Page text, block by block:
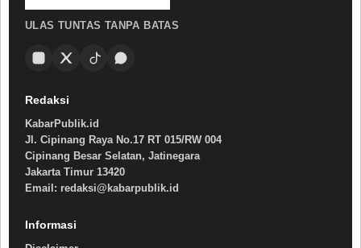
ULAS TUNTAS TANPA BATAS
Redaksi
KabarPublik.id
Jl. Cipinang Raya No.17 RT 015/RW 004
Cipinang Besar Selatan, Jatinegara
Jakarta Timur 13420
Email: redaksi@kabarpublik.id
Informasi